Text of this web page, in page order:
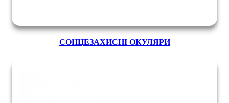
СОНЦЕЗАХИСНІ ОКУЛЯРИ